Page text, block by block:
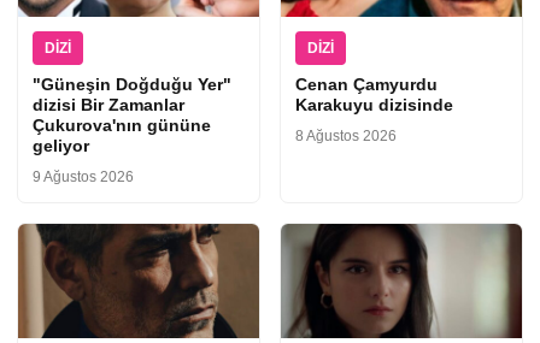
DIZI
"Güneşin Doğduğu Yer"
dizisi Bir Zamanlar
Çukurova'nın gününe
geliyor
9 Ağustos 2026
DIZI
Cenan Çamyurdu
Karakuyu dizisinde
8 Ağustos 2026